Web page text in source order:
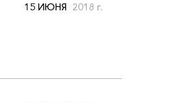
15 ИЮНЯ 2018 г.